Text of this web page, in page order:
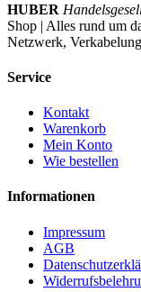
HUBER
Shop | Alles rund um
Netzwerk,
Service
Kontakt
Warenkorb
Mein Konto
Wie bestellen
Informationen
Impressum
AGB